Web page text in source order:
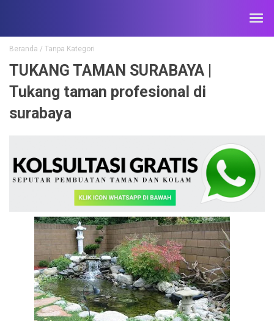
Beranda / Tanpa Kategori
TUKANG TAMAN SURABAYA |
Tukang taman profesional di
surabaya